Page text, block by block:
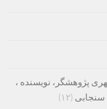
پژوهشگر، نویسنده ،
سنجابی (۱۲)